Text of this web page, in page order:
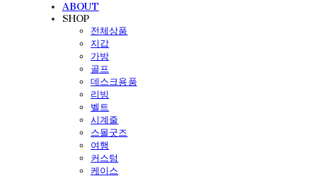
ABOUT
SHOP
전체상품
지갑
가방
골프
데스크용품
리빙
벨트
시계줄
스몰굿즈
여행
커스텀
케이스